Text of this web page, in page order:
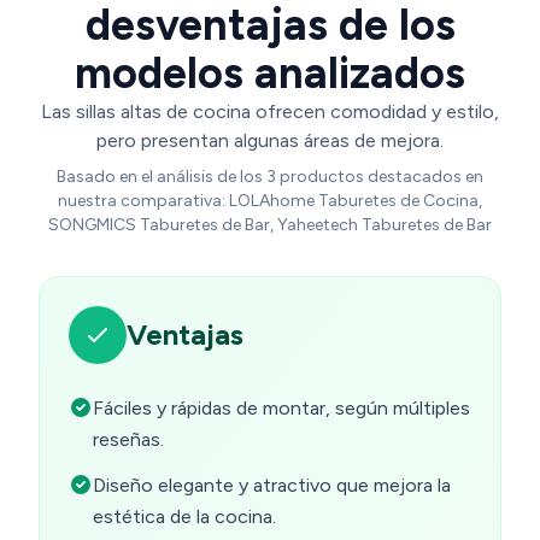
desventajas de los
modelos analizados
Las sillas altas de cocina ofrecen comodidad y estilo,
pero presentan algunas áreas de mejora.
Basado en el análisis de los 3 productos destacados en
nuestra comparativa: LOLAhome Taburetes de Cocina,
SONGMICS Taburetes de Bar, Yaheetech Taburetes de Bar
Ventajas
Fáciles y rápidas de montar, según múltiples
reseñas.
Diseño elegante y atractivo que mejora la
estética de la cocina.